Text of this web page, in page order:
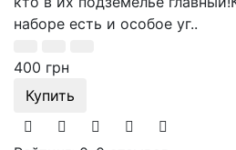
наборе есть и особое уг..
400 грн
Купить